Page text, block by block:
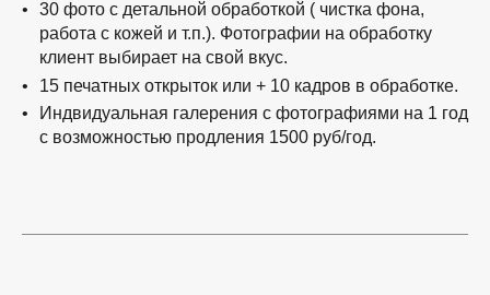
30 фото с детальной обработкой ( чистка фона,
работа с кожей и т.п.). Фотографии на обработку
клиент выбирает на свой вкус.
15 печатных открыток или + 10 кадров в обработке.
Индвидуальная галерения с фотографиями на 1 год
с возможностью продления 1500 руб/год.